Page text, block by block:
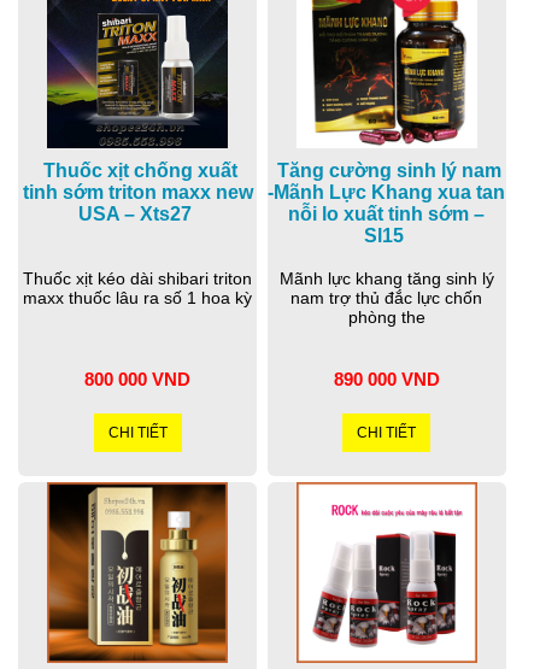
Thuốc xịt chống xuất
tinh sớm triton maxx new
USA – Xts27
Thuốc xịt kéo dài shibari triton
maxx thuốc lâu ra số 1 hoa kỳ
800 000 VND
CHI TIẾT
Tăng cường sinh lý nam
-Mãnh Lực Khang xua tan
nỗi lo xuất tinh sớm –
Sl15
Mãnh lực khang tăng sinh lý
nam trợ thủ đắc lực chốn
phòng the
890 000 VND
CHI TIẾT